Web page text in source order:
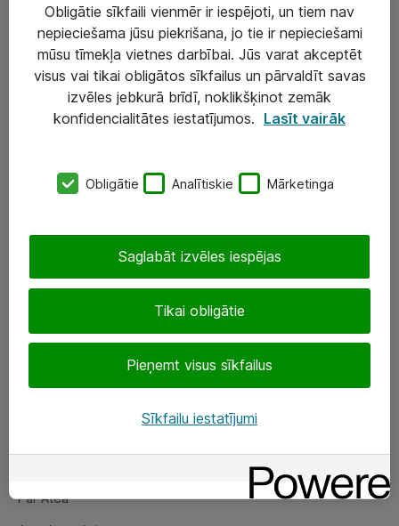
IT serviss un atbalsts
IT infrastruktūra
Darba vietu IT risinājumi
Serveri un datu centri
SIA „ATEA”
eShop@atea.lv
Sekojiet mums
Par Atea
Par Atea
Obligātie sīkfaili vienmēr ir iespējoti, un tiem nav
nepieciešama jūsu piekrišana, jo tie ir nepieciešami
mūsu tīmekļa vietnes darbībai. Jūs varat akceptēt
visus vai tikai obligātos sīkfailus un pārvaldīt savas
izvēles jebkurā brīdī, noklikšķinot zemāk
konfidencialitātes iestatījumos. Lasīt vairāk
Obligātie Analītiskie Mārketinga
Tikai obligātie
Pieņemt visus sīkfailus
Saglabāt izvēles iespējas
Sīkfailu iestatījumi